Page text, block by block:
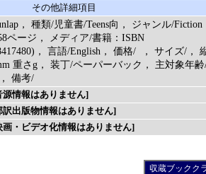
その他詳細項目
， 種類/児童書/Teens向， ジャンル/Fiction
ページ， メディア/書籍：ISBN
， 言語/English， 価格/ ， サイズ/，
重さg， 装丁/ペーパーバック， 主対象年
備考/
源情報はありません]
訳出版物情報はありません]
画・ビデオ化情報はありません]